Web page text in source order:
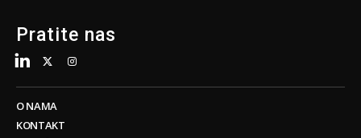
Pratite nas
O NAMA
KONTAKT